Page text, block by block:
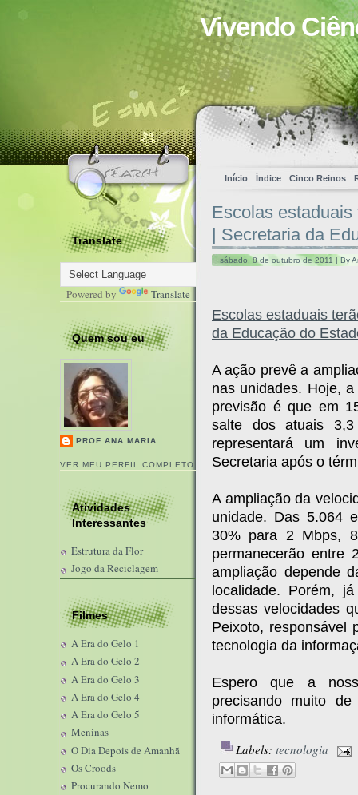
Vivendo
Início Índice Cinco Reinos
Translate
Powered by Translate
Quem sou eu
PROF ANA MARIA
VER MEU PERFIL COMPLETO
Atividades
Interessantes
Estrutura da Flor
Jogo da Reciclagem
Filmes
A Era do Gelo 1
A Era do Gelo 2
A Era do Gelo 3
A Era do Gelo 4
A Era do Gelo 5
Meninas
O Dia Depois de Amanhã
Os Croods
Procurando Nemo
Escolas
| Secretaria da
sábado, 8 de outubro de 2011 | By
Escolas estaduais
da Educação do
A ação prevê a
nas unidades. Hoje,
previsão é que em
salte dos atuais
representará um
Secretaria após o
A ampliação da
unidade. Das 5.064
30% para 2 Mbps,
permanecerão entre
ampliação depende
localidade. Porém,
dessas velocidades
Peixoto, responsável
tecnologia da
Espero que a
precisando muito
informática.
Labels: tecnologia